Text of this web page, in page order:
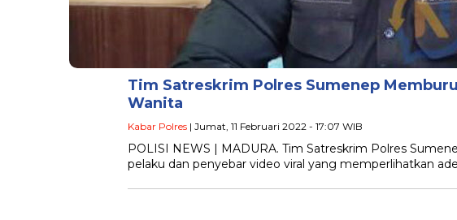
Tim Satreskrim Polres Sumenep
Wanita
Kabar Polres | Jumat, 11 Februari 2022 - 17:07 WIB
POLISI NEWS | MADURA. Tim Satreskrim Polres
pelaku dan penyebar video viral yang memperlihatkan